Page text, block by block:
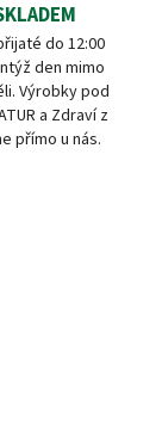
do 12:00
den mimo
Výrobky pod
a Zdraví z
přímo u nás.